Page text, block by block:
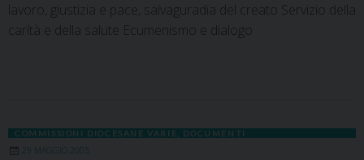
lavoro, giustizia e pace, salvaguradia del creato Servizio della
carità e della salute Ecumenismo e dialogo
COMMISSIONI DIOCESANE VARIE DOCUMENTI
29 MAGGIO 2005